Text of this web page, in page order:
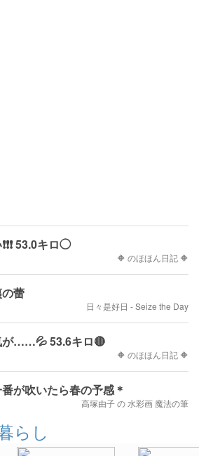
53.0キロ◯
🔶 のほほん日記 🔶
蕾
日々是好日 - Seize the Day
が……💦 53.6キロ🔴
🔶 のほほん日記 🔶
が吹いたら春の予感＊
高塚由子 の 水彩画 魔法の筆
らし